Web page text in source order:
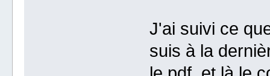
J'ai suivi ce
suis à la